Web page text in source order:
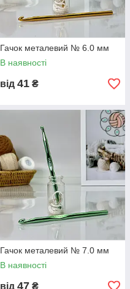
Гачок металевий № 6.0 мм
В наявності
від 41 ₴
Гачок металевий № 7.0 мм
В наявності
від 47 ₴